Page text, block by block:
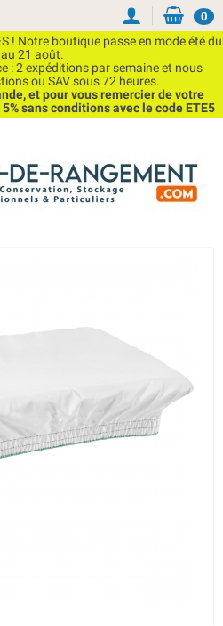
! Notre boutique passe en mode été du
21 août.
: 2 expéditions par semaine et nous
ou SAV sous 72 heures.
et pour vous remercier de votre
sans conditions avec le code ETE5
0